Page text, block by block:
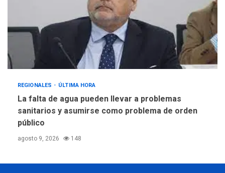
REGIONALES ÚLTIMA HORA
La falta de agua pueden llevar a problemas
sanitarios y asumirse como problema de orden
público
agosto 9, 2026 148